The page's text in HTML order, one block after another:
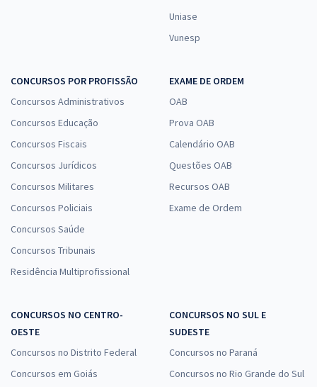
Uniase
Vunesp
CONCURSOS POR PROFISSÃO
Concursos Administrativos
Concursos Educação
Concursos Fiscais
Concursos Jurídicos
Concursos Militares
Concursos Policiais
Concursos Saúde
Concursos Tribunais
Residência Multiprofissional
EXAME DE ORDEM
OAB
Prova OAB
Calendário OAB
Questões OAB
Recursos OAB
Exame de Ordem
CONCURSOS NO CENTRO-
OESTE
Concursos no Distrito Federal
Concursos em Goiás
CONCURSOS NO SUL E
SUDESTE
Concursos no Paraná
Concursos no Rio Grande do Sul